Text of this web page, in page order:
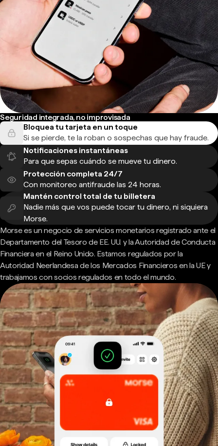
Seguridad integrada, no improvisada
Bloquea tu tarjeta en un toque
Si se pierde, te la roban o sospechas que hay fraude.
Notificaciones instantáneas
Para que sepas cuándo se mueve tu dinero.
Protección completa 24/7
Con monitoreo antifraude las 24 horas.
Mantén control total de tu billetera
Nadie más que vos puede tocar tu dinero, ni siquiera
Morse.
Morse es un negocio de servicios monetarios registrado ante el
Departamento del Tesoro de EE. UU. y la Autoridad de Conducta
Financiera en el Reino Unido. Estamos regulados por la
Autoridad Neerlandesa de los Mercados Financieros en la UE y
trabajamos con socios regulados en todo el mundo.